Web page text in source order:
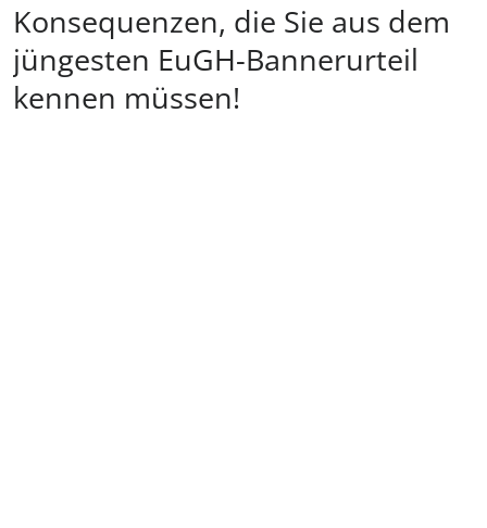
Konsequenzen, die Sie aus dem
jüngesten EuGH-Bannerurteil
kennen müssen!